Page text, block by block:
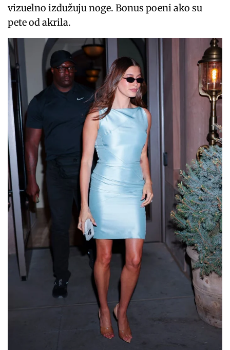
vizuelno izdužuju noge. Bonus poeni ako su
pete od akrila.